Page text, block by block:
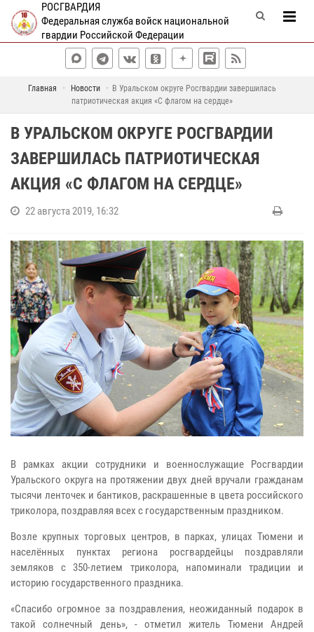
РОСГВАРДИЯ
Федеральная служба войск национальной
гвардии Российской Федерации
Главная Новости
В Уральском округе Росгвардии завершилась
патриотическая акция «С флагом на сердце»
В УРАЛЬСКОМ ОКРУГЕ РОСГВАРДИИ
ЗАВЕРШИЛАСЬ ПАТРИОТИЧЕСКАЯ
АКЦИЯ «С ФЛАГОМ НА СЕРДЦЕ»
22 августа 2019, 16:32
В рамках акции сотрудники и военнослужащие Росгвардии
Уральского округа на протяжении двух дней вручали гражданам
тысячи ленточек и бантиков, раскрашенные в цвета российского
триколора, поздравляя всех с государственным праздником.
Возле крупных торговых центров, в парках, улицах Тюмени и
населённых пунктах региона росгвардейцы поздравляли
земляков с 350-летием триколора, напоминали традиции и
историю государственного праздника.
«Спасибо огромное за поздравления, неожиданный подарок в
такой солнечный день», - отметил житель Тюмени Андрей